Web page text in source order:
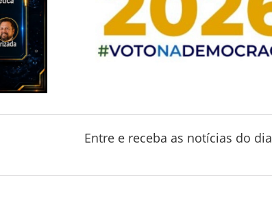
Entre e receba as notícias do dia